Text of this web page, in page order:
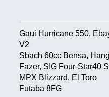
Gaui Hurricane 550,
V2
Sbach 60cc Bensa,
Fazer, SIG Four-Star40
MPX Blizzard, El Toro
Futaba 8FG